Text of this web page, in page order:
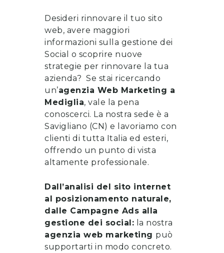
Desideri rinnovare il tuo sito
web, avere maggiori
informazioni sulla gestione dei
Social o scoprire nuove
strategie per rinnovare la tua
azienda? Se stai ricercando
un’agenzia Web Marketing a
Mediglia, vale la pena
conoscerci. La nostra sede è a
Savigliano (CN) e lavoriamo con
clienti di tutta Italia ed esteri,
offrendo un punto di vista
altamente professionale.
Dall’analisi del sito internet
al posizionamento naturale,
dalle Campagne Ads alla
gestione dei social: la nostra
agenzia web marketing può
supportarti in modo concreto.